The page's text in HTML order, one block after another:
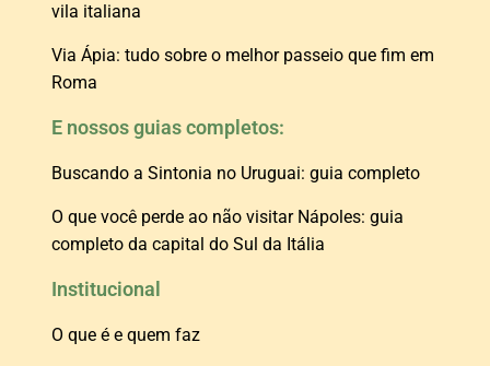
vila italiana
Via Ápia: tudo sobre o melhor passeio que fim em
Roma
E nossos guias completos:
Buscando a Sintonia no Uruguai: guia completo
O que você perde ao não visitar Nápoles: guia
completo da capital do Sul da Itália
Institucional
O que é e quem faz